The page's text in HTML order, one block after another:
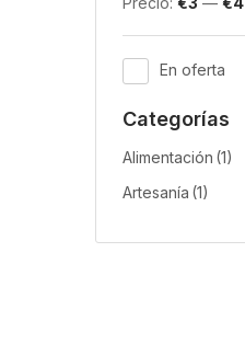
En oferta
Categorías
Alimentación (1)
Artesanía (1)